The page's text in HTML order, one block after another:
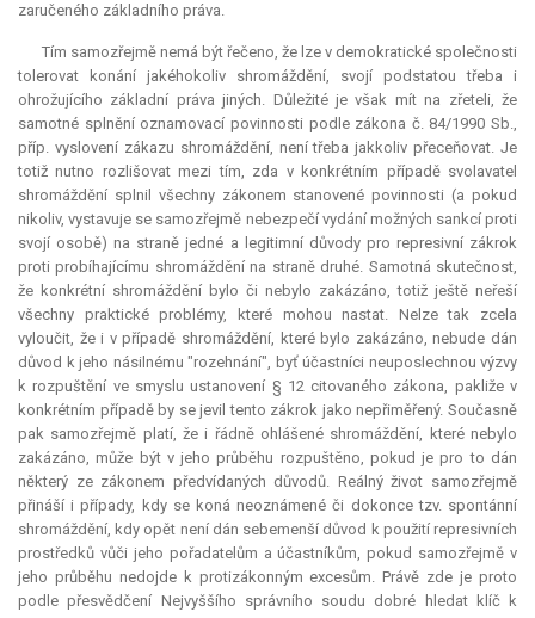
zaručeného základního práva.
Tím samozřejmě nemá být řečeno, že lze v demokratické společnosti
tolerovat konání jakéhokoliv shromáždění, svojí podstatou třeba i
ohrožujícího základní práva jiných. Důležité je však mít na zřeteli, že
samotné splnění oznamovací povinnosti podle zákona č. 84/1990 Sb.,
příp. vyslovení zákazu shromáždění, není třeba jakkoliv přeceňovat. Je
totiž nutno rozlišovat mezi tím, zda v konkrétním případě svolavatel
shromáždění splnil všechny zákonem stanovené povinnosti (a pokud
nikoliv, vystavuje se samozřejmě nebezpečí vydání možných sankcí proti
svojí osobě) na straně jedné a legitimní důvody pro represivní zákrok
proti probíhajícímu shromáždění na straně druhé. Samotná skutečnost,
že konkrétní shromáždění bylo či nebylo zakázáno, totiž ještě neřeší
všechny praktické problémy, které mohou nastat. Nelze tak zcela
vyloučit, že i v případě shromáždění, které bylo zakázáno, nebude dán
důvod k jeho násilnému "rozehnání", byť účastníci neuposlechnou výzvy
k rozpuštění ve smyslu ustanovení § 12 citovaného zákona, pakliže v
konkrétním případě by se jevil tento zákrok jako nepřiměřený. Současně
pak samozřejmě platí, že i řádně ohlášené shromáždění, které nebylo
zakázáno, může být v jeho průběhu rozpuštěno, pokud je pro to dán
některý ze zákonem předvídaných důvodů. Reálný život samozřejmě
přináší i případy, kdy se koná neoznámené či dokonce tzv. spontánní
shromáždění, kdy opět není dán sebemenší důvod k použití represivních
prostředků vůči jeho pořadatelům a účastníkům, pokud samozřejmě v
jeho průběhu nedojde k protizákonným excesům. Právě zde je proto
podle přesvědčení Nejvyššího správního soudu dobré hledat klíč k